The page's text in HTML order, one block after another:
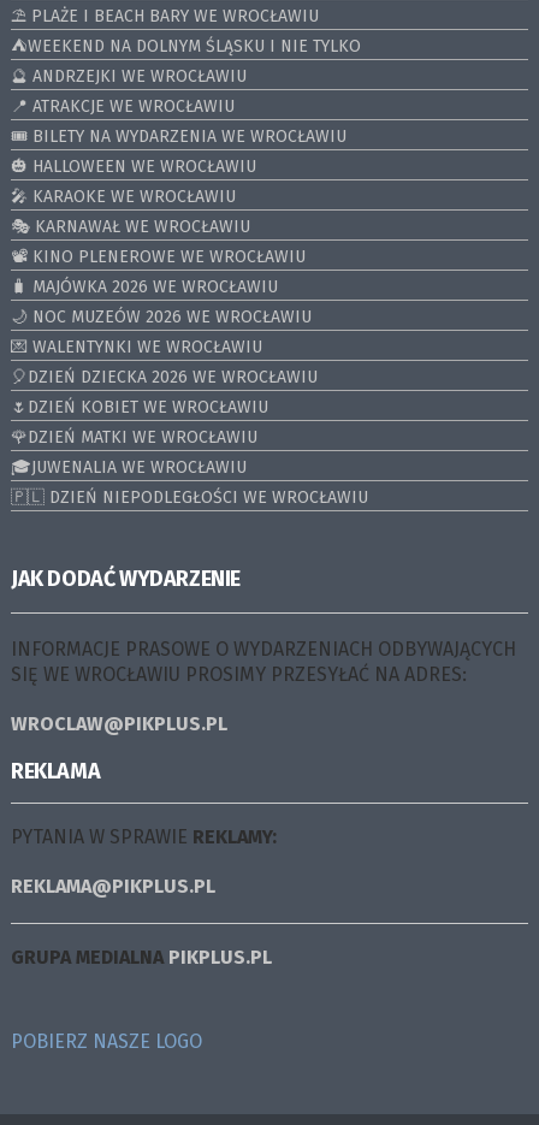
⛱️ PLAŻE I BEACH BARY WE WROCŁAWIU
⛺️WEEKEND NA DOLNYM ŚLĄSKU I NIE TYLKO
🔮 ANDRZEJKI WE WROCŁAWIU
📍 ATRAKCJE WE WROCŁAWIU
🎟️ BILETY NA WYDARZENIA WE WROCŁAWIU
🎃 HALLOWEEN WE WROCŁAWIU
🎤 KARAOKE WE WROCŁAWIU
🎭 KARNAWAŁ WE WROCŁAWIU
📽️ KINO PLENEROWE WE WROCŁAWIU
🧳 MAJÓWKA 2026 WE WROCŁAWIU
🌙 NOC MUZEÓW 2026 WE WROCŁAWIU
💌 WALENTYNKI WE WROCŁAWIU
🎈DZIEŃ DZIECKA 2026 WE WROCŁAWIU
🌷DZIEŃ KOBIET WE WROCŁAWIU
🌹DZIEŃ MATKI WE WROCŁAWIU
🎓JUWENALIA WE WROCŁAWIU
🇵🇱 DZIEŃ NIEPODLEGŁOŚCI WE WROCŁAWIU
JAK DODAĆ WYDARZENIE
INFORMACJE PRASOWE O WYDARZENIACH ODBYWAJĄCYCH
SIĘ WE WROCŁAWIU PROSIMY PRZESYŁAĆ NA ADRES:
WROCLAW@PIKPLUS.PL
REKLAMA
PYTANIA W SPRAWIE REKLAMY:
REKLAMA@PIKPLUS.PL
GRUPA MEDIALNA PIKPLUS.PL
POBIERZ NASZE LOGO